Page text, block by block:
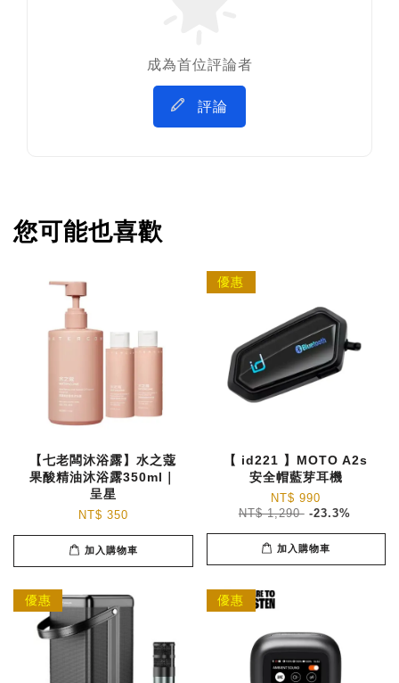
成為首位評論者
評論
您可能也喜歡
【七老闆沐浴露】水之蔻
果酸精油沐浴露350ml｜
呈星
NT$ 350
加入購物車
優惠
【 id221 】MOTO A2s
安全帽藍芽耳機
NT$ 990
NT$ 1,290 -23.3%
加入購物車
優惠 優惠